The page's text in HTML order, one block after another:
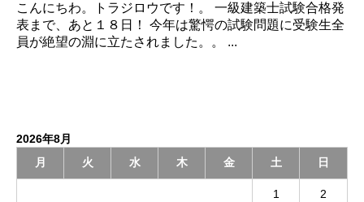
こんにちわ。トラジロウです！。 一級建築士試験合格発
表まで、あと１８日！ 今年は驚愕の試験問題に受験生全
員が絶望の淵に立たされました。。 ...
2026年8月
月
火 水 木 金 土 日
1 2